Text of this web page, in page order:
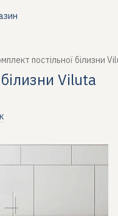
постільної білизни
Viluta